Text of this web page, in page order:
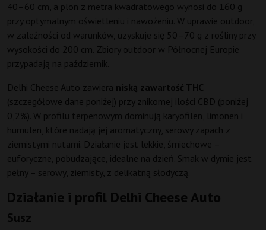
40–60 cm, a plon z metra kwadratowego wynosi do 160 g
przy optymalnym oświetleniu i nawożeniu. W uprawie outdoor,
w zależności od warunków, uzyskuje się 50–70 g z rośliny przy
wysokości do 200 cm. Zbiory outdoor w Północnej Europie
przypadają na październik.
Delhi Cheese Auto zawiera niską zawartość THC
(szczegółowe dane poniżej) przy znikomej ilości CBD (poniżej
0,2%). W profilu terpenowym dominują karyofilen, limonen i
humulen, które nadają jej aromatyczny, serowy zapach z
ziemistymi nutami. Działanie jest lekkie, śmiechowe –
euforyczne, pobudzające, idealne na dzień. Smak w dymie jest
pełny – serowy, ziemisty, z delikatną słodyczą.
Działanie i profil Delhi Cheese Auto
Susz